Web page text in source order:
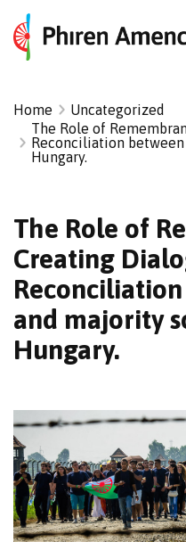
Home
Uncategorized
The Role of
Reconciliation
Hungary.
The Role of
Creating
and majority
Hungary.